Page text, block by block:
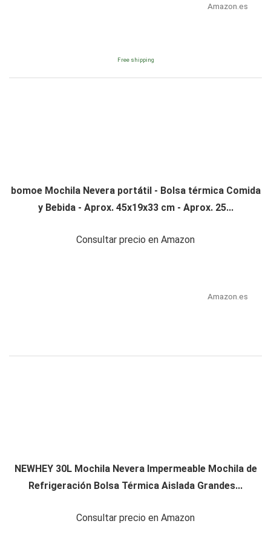
Amazon.es
Free shipping
bomoe Mochila Nevera portátil - Bolsa térmica Comida
y Bebida - Aprox. 45x19x33 cm - Aprox. 25...
Consultar precio en Amazon
Amazon.es
NEWHEY 30L Mochila Nevera Impermeable Mochila de
Refrigeración Bolsa Térmica Aislada Grandes...
Consultar precio en Amazon